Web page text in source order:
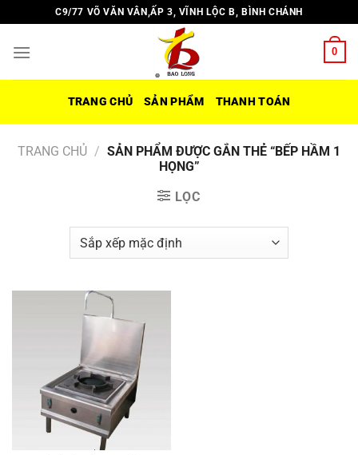
đến
nội
C9/77 VÕ VĂN VÂN,ẤP 3, VĨNH LỘC B, BÌNH CHÁNH
0
TRANG CHỦ SẢN PHẨM THANH TOÁN
TRANG CHỦ / SẢN PHẨM ĐƯỢC GẮN THẺ “BẾP HẦM 1
HỌNG”
LỌC